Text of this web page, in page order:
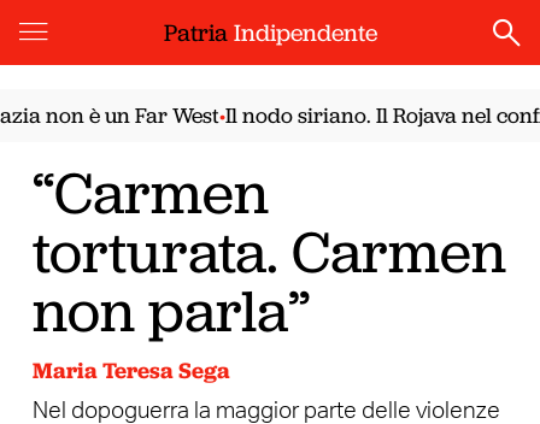
PatriaIndipendente
è un Far West•Il nodo siriano. Il Rojava nel
“Carmen
torturata. Carmen
non parla”
Maria Teresa Sega
Nel dopoguerra la maggior parte delle violenze